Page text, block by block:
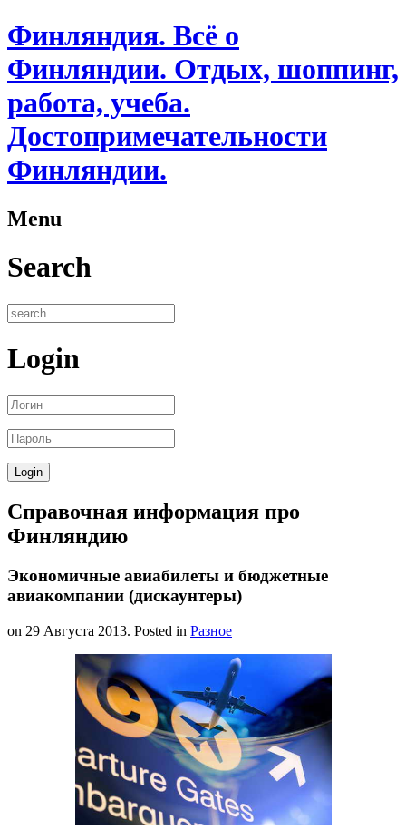
Финляндия. Всё о
Финляндии. Отдых, шоппинг,
работа, учеба.
Достопримечательности
Финляндии.
Menu
Search
Login
Справочная информация про
Финляндию
Экономичные авиабилеты и бюджетные
авиакомпании (дискаунтеры)
on 29 Августа 2013. Posted in Разное